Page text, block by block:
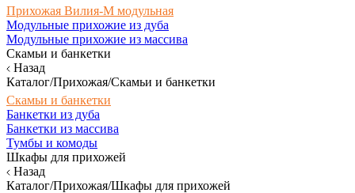
Прихожая Вилия-М модульная
Модульные прихожие из дуба
Модульные прихожие из массива
Скамьи и банкетки
Назад
Каталог/Прихожая/Скамьи и банкетки
Скамьи и банкетки
Банкетки из дуба
Банкетки из массива
Тумбы и комоды
Шкафы для прихожей
Назад
Каталог/Прихожая/Шкафы для прихожей